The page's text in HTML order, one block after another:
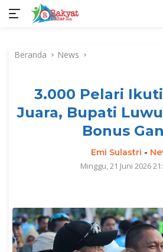
kontenBeranda News
3.000 Pelari
Juara, Bupati
Bonus
Emi Sulastri -
Minggu, 21 Juni 2026